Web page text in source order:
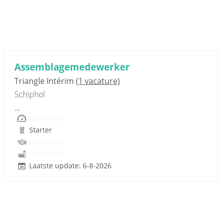
Assemblagemedewerker
Triangle Intérim (1 vacature)
Schiphol
...
Starter
Laatste update: 6-8-2026